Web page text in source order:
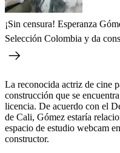
¡Sin censura! Esperanza
Selección Colombia y da
La reconocida actriz de cine
construcción que se
licencia. De acuerdo con el
de Cali, Gómez estaría
espacio de estudio webcam
constructor.